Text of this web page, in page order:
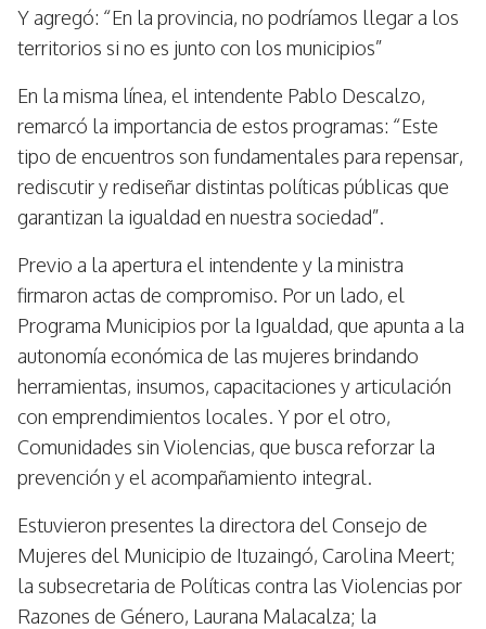
Y agregó: “En la provincia, no podríamos llegar a los
territorios si no es junto con los municipios”
En la misma línea, el intendente Pablo Descalzo,
remarcó la importancia de estos programas: “Este
tipo de encuentros son fundamentales para repensar,
rediscutir y rediseñar distintas políticas públicas que
garantizan la igualdad en nuestra sociedad”.
Previo a la apertura el intendente y la ministra
firmaron actas de compromiso. Por un lado, el
Programa Municipios por la Igualdad, que apunta a la
autonomía económica de las mujeres brindando
herramientas, insumos, capacitaciones y articulación
con emprendimientos locales. Y por el otro,
Comunidades sin Violencias, que busca reforzar la
prevención y el acompañamiento integral.
Estuvieron presentes la directora del Consejo de
Mujeres del Municipio de Ituzaingó, Carolina Meert;
la subsecretaria de Políticas contra las Violencias por
Razones de Género, Laurana Malacalza; la